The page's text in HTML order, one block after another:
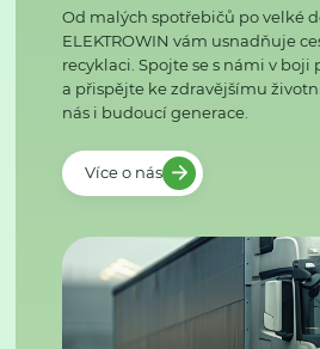
Od malých spotřebičů po velké
ELEKTROWIN vám usnadňuje
recyklaci. Spojte se s námi v
a přispějte ke zdravějšímu
nás i budoucí generace.
Více o nás